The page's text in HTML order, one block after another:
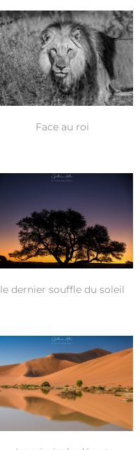
Face au roi
le dernier souffle du soleil